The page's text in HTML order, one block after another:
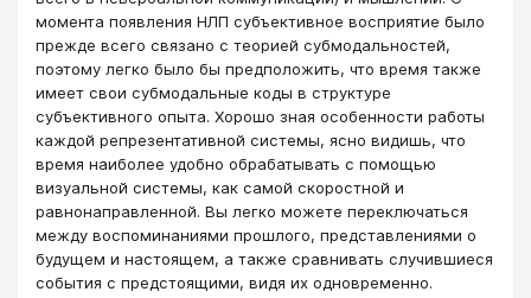
момента появления НЛП субъективное восприятие было
прежде всего связано с теорией субмодальностей,
поэтому легко было бы предположить, что время также
имеет свои субмодальные коды в структуре
субъективного опыта. Хорошо зная особенности работы
каждой репрезентативной системы, ясно видишь, что
время наиболее удобно обрабатывать с помощью
визуальной системы, как самой скоростной и
равнонаправленной. Вы легко можете переключаться
между воспоминаниями прошлого, представлениями о
будущем и настоящем, а также сравнивать случившиеся
события с предстоящими, видя их одновременно.